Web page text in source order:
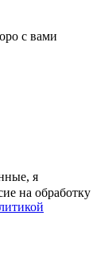
с вами
я
на обработку